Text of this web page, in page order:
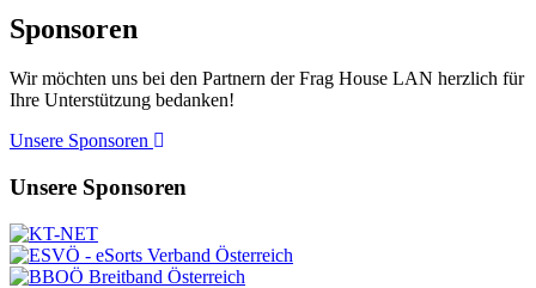
Sponsoren
Wir möchten uns bei den Partnern der Frag House LAN herzlich für
Ihre Unterstützung bedanken!
Unsere Sponsoren
Unsere Sponsoren